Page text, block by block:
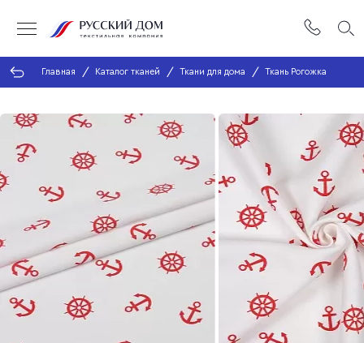
Главная Каталог тканей Ткани для дома Ткань Рогожка